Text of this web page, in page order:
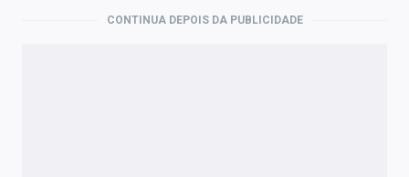
CONTINUA DEPOIS DA PUBLICIDADE